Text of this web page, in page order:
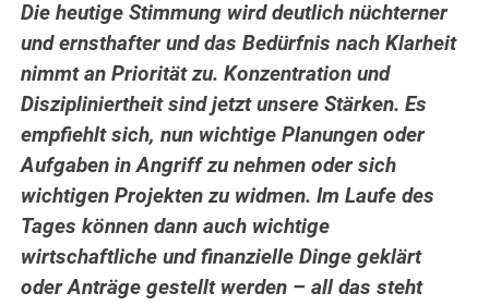
Die heutige Stimmung wird deutlich nüchterner
und ernsthafter und das Bedürfnis nach Klarheit
nimmt an Priorität zu. Konzentration und
Diszipliniertheit sind jetzt unsere Stärken. Es
empfiehlt sich, nun wichtige Planungen oder
Aufgaben in Angriff zu nehmen oder sich
wichtigen Projekten zu widmen. Im Laufe des
Tages können dann auch wichtige
wirtschaftliche und finanzielle Dinge geklärt
oder Anträge gestellt werden – all das steht